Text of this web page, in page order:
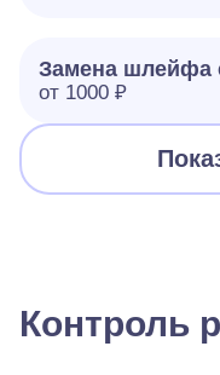
Замена шлейфа
от 1000 ₽
Контроль